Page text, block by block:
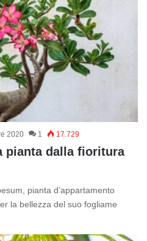
2020 1 17.729
pianta dalla fioritura
pianta d’appartamento
la bellezza del suo fogliame